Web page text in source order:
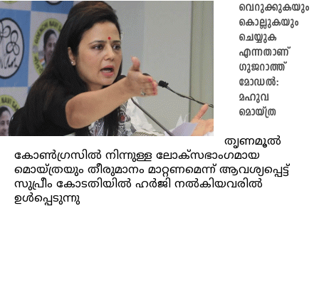
വെറുക്കുകയും
കൊല്ലുകയും
ചെയ്യുക
എന്നതാണ്
ഗുജറാത്ത്
മോഡൽ:
മഹുവ
മൊയ്ത്ര
തൃണമൂൽ
കോൺഗ്രസിൽ നിന്നുള്ള ലോക്‌സഭാംഗമായ
മൊയ്‌ത്രയും തീരുമാനം മാറ്റണമെന്ന് ആവശ്യപ്പെട്ട്
സുപ്രീം കോടതിയിൽ ഹർജി നൽകിയവരിൽ
ഉൾപ്പെടുന്നു